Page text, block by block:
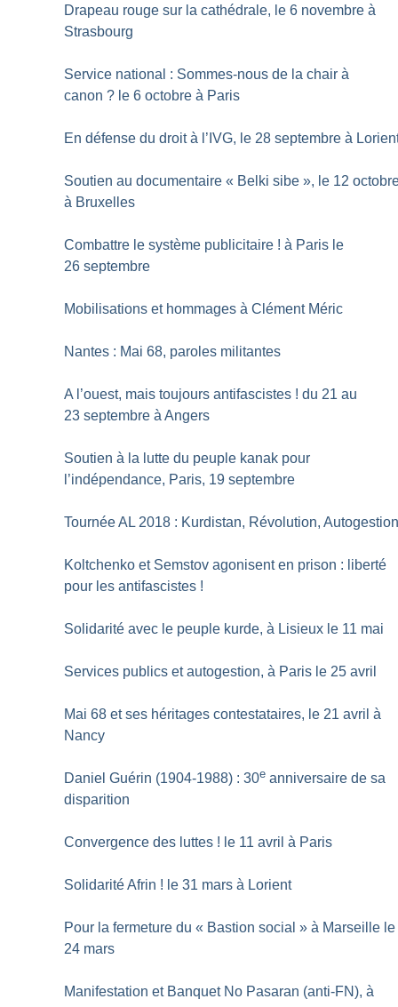
Drapeau rouge sur la cathédrale, le 6 novembre à
Strasbourg
Service national : Sommes-nous de la chair à
canon ? le 6 octobre à Paris
En défense du droit à l’IVG, le 28 septembre à
Soutien au documentaire « Belki sibe », le 12
à Bruxelles
Combattre le système publicitaire ! à Paris le
26 septembre
Mobilisations et hommages à Clément Méric
Nantes : Mai 68, paroles militantes
A l’ouest, mais toujours antifascistes ! du 21 au
23 septembre à Angers
Soutien à la lutte du peuple kanak pour
l’indépendance, Paris, 19 septembre
Tournée AL 2018 : Kurdistan, Révolution,
Koltchenko et Semstov agonisent en prison : liberté
pour les antifascistes !
Solidarité avec le peuple kurde, à Lisieux le 11 mai
Services publics et autogestion, à Paris le 25 avril
Mai 68 et ses héritages contestataires, le 21 avril à
Nancy
Daniel Guérin (1904-1988) : 30e anniversaire de sa
disparition
Convergence des luttes ! le 11 avril à Paris
Solidarité Afrin ! le 31 mars à Lorient
Pour la fermeture du « Bastion social » à Marseille le
24 mars
Manifestation et Banquet No Pasaran (anti-FN), à